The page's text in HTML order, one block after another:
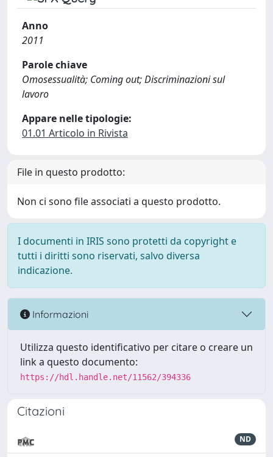
Anno
2011
Parole chiave
Omosessualità; Coming out; Discriminazioni sul
lavoro
Appare nelle tipologie:
01.01 Articolo in Rivista
File in questo prodotto:
Non ci sono file associati a questo prodotto.
I documenti in IRIS sono protetti da copyright e
tutti i diritti sono riservati, salvo diversa
indicazione.
Informazioni
Utilizza questo identificativo per citare o creare un
link a questo documento:
https://hdl.handle.net/11562/394336
Citazioni
ND